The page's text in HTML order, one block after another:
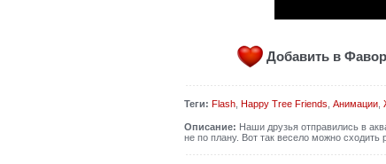
Добавить в
Теги: Flash, Happy Tree Friends Анимации,
Описание: Наши друзья отправились в
не по плану. Вот так весело можно сходить